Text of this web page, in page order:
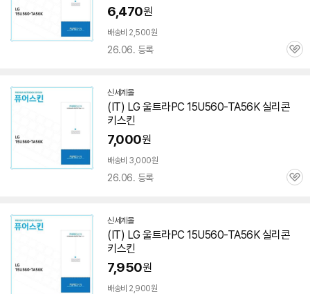
6,470원
배송비 2,500원
26.06. 등록
관
신세계몰
(IT) LG 울트라PC15U560-TA56K실리콘
키스킨
7,000원
배송비 3,000원
26.06. 등록
관
신세계몰
(IT) LG 울트라PC15U560-TA56K실리콘
키스킨
7,950원
배송비 2,900원
세부정보 열기/접기